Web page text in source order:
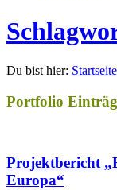
Du bist hier: Startseite
Portfolio
Projektbericht
Europa“